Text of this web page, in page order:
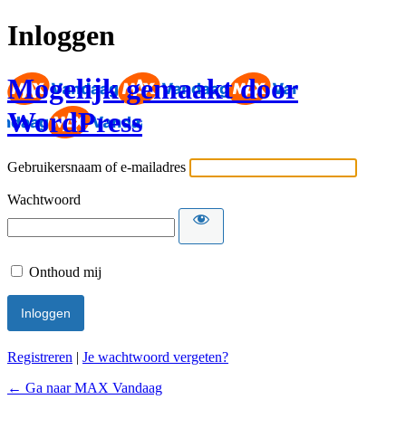
Inloggen
Mogelijk gemaakt door
WordPress
Gebruikersnaam of e-mailadres
Wachtwoord
Onthoud mij
Registreren | Je wachtwoord vergeten?
← Ga naar MAX Vandaag